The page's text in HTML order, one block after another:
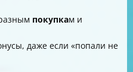
покупкам и
даже если «попали не